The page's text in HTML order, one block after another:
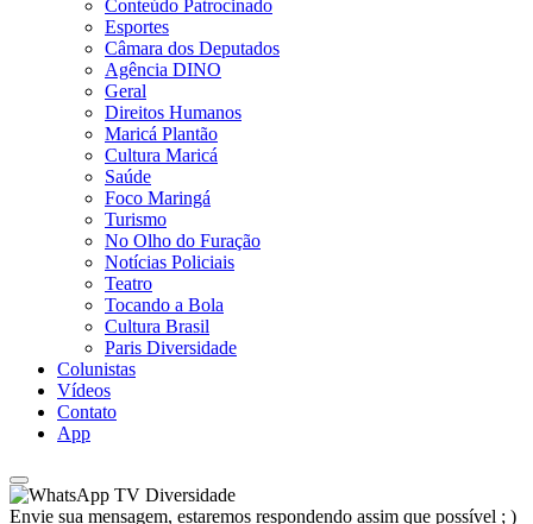
Conteúdo Patrocinado
Esportes
Câmara dos Deputados
Agência DINO
Geral
Direitos Humanos
Maricá Plantão
Cultura Maricá
Saúde
Foco Maringá
Turismo
No Olho do Furação
Notícias Policiais
Teatro
Tocando a Bola
Cultura Brasil
Paris Diversidade
Colunistas
Vídeos
Contato
App
TV Diversidade
Envie sua mensagem, estaremos respondendo assim que possível ; )